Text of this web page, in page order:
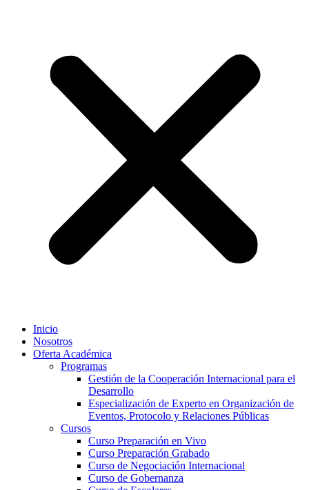
Inicio
Nosotros
Oferta Académica
Programas
Gestión de la Cooperación Internacional para el
Desarrollo
Especialización de Experto en Organización de
Eventos, Protocolo y Relaciones Públicas
Cursos
Curso Preparación en Vivo
Curso Preparación Grabado
Curso de Negociación Internacional
Curso de Gobernanza